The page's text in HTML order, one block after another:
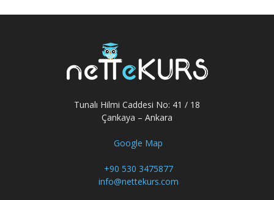
Tunalı Hilmi Caddesi No: 41 / 18
Çankaya – Ankara
Google Map
+90 530 3475877
info@nettekurs.com